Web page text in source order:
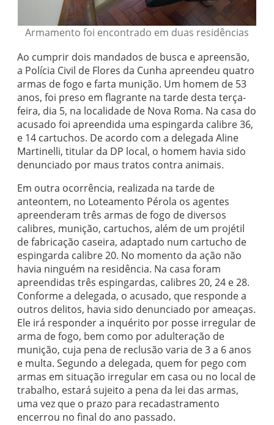
Armamento foi encontrado em duas residências
Ao cumprir dois mandados de busca e apreensão,
a Polícia Civil de Flores da Cunha apreendeu quatro
armas de fogo e farta munição. Um homem de 53
anos, foi preso em flagrante na tarde desta terça-
feira, dia 5, na localidade de Nova Roma. Na casa do
acusado foi apreendida uma espingarda calibre 36,
e 14 cartuchos. De acordo com a delegada Aline
Martinelli, titular da DP local, o homem havia sido
denunciado por maus tratos contra animais.
Em outra ocorrência, realizada na tarde de
anteontem, no Loteamento Pérola os agentes
apreenderam três armas de fogo de diversos
calibres, munição, cartuchos, além de um projétil
de fabricação caseira, adaptado num cartucho de
espingarda calibre 20. No momento da ação não
havia ninguém na residência. Na casa foram
apreendidas três espingardas, calibres 20, 24 e 28.
Conforme a delegada, o acusado, que responde a
outros delitos, havia sido denunciado por ameaças.
Ele irá responder a inquérito por posse irregular de
arma de fogo, bem como por adulteração de
munição, cuja pena de reclusão varia de 3 a 6 anos
e multa. Segundo a delegada, quem for pego com
armas em situação irregular em casa ou no local de
trabalho, estará sujeito a pena da lei das armas,
uma vez que o prazo para recadastramento
encerrou no final do ano passado.